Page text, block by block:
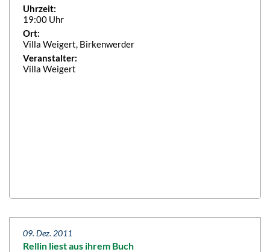
Uhrzeit:
19:00 Uhr
Ort:
Villa Weigert, Birkenwerder
Veranstalter:
Villa Weigert
09. Dez. 2011
Rellin liest aus ihrem Buch